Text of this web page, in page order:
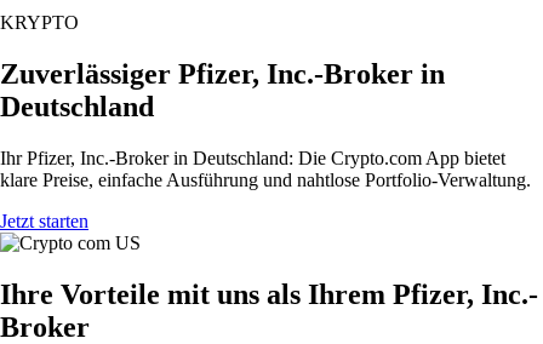
KRYPTO
Zuverlässiger Pfizer, Inc.-Broker in
Deutschland
Ihr Pfizer, Inc.-Broker in Deutschland: Die Crypto.com App bietet
klare Preise, einfache Ausführung und nahtlose Portfolio-Verwaltung.
Jetzt starten
Ihre Vorteile mit uns als Ihrem Pfizer, Inc.-
Broker